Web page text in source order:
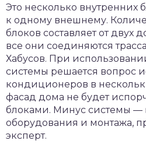
Это несколько внутренних
к одному внешнему.
блоков составляет от двух
все они соединяются
Хабусов. При
системы решается вопрос
кондиционеров в
фасад дома не будет
блоками. Минус системы —
оборудования и монтажа,
эксперт.